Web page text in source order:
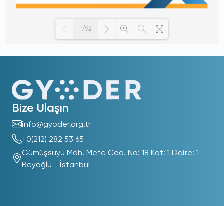
1/92
Bize Ulaşın
info@gyoder.org.tr
+0(212) 282 53 65
Gümüşsuyu Mah. Mete Cad. No: 18 Kat: 1 Daire: 1
Beyoğlu - İstanbul